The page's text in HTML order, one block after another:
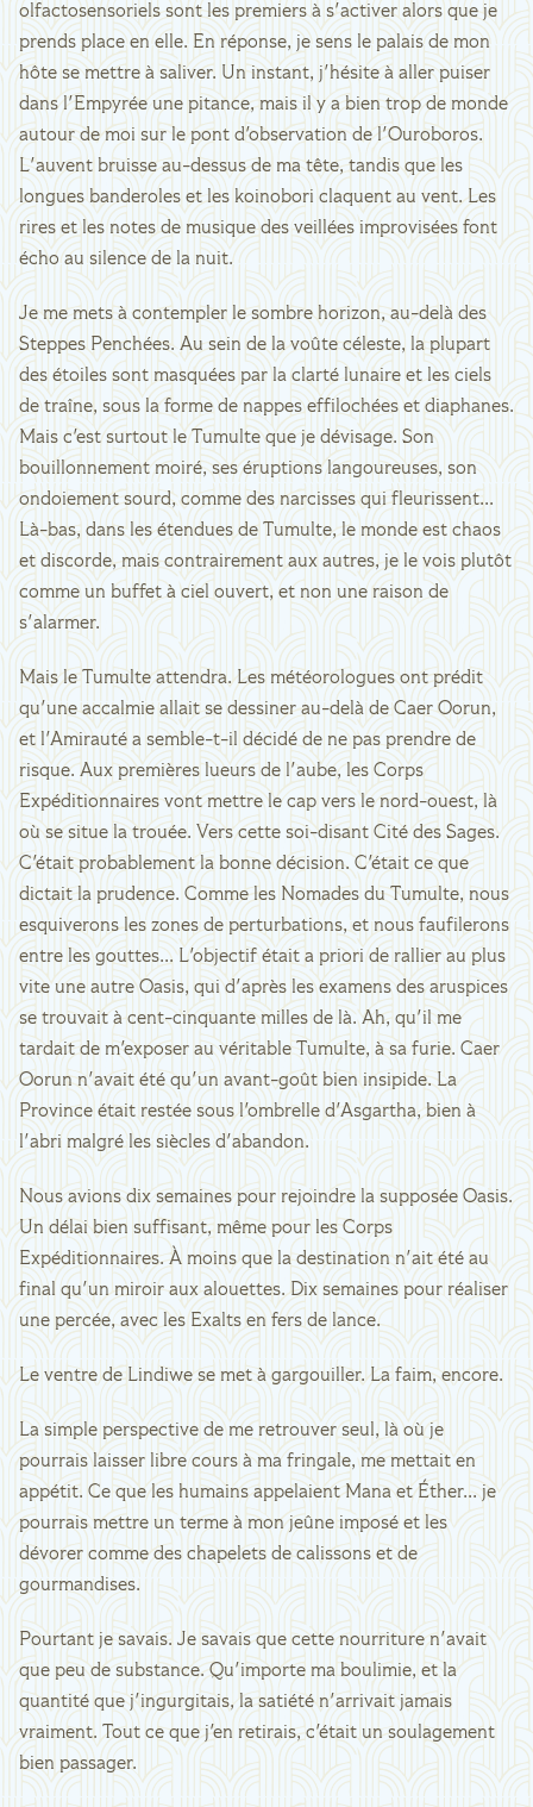
olfactosensoriels sont les premiers à s'activer alors que je
prends place en elle. En réponse, je sens le palais de mon
hôte se mettre à saliver. Un instant, j'hésite à aller puiser
dans l'Empyrée une pitance, mais il y a bien trop de monde
autour de moi sur le pont d'observation de l'Ouroboros.
L'auvent bruisse au-dessus de ma tête, tandis que les
longues banderoles et les koinobori claquent au vent. Les
rires et les notes de musique des veillées improvisées font
écho au silence de la nuit.
Je me mets à contempler le sombre horizon, au-delà des
Steppes Penchées. Au sein de la voûte céleste, la plupart
des étoiles sont masquées par la clarté lunaire et les ciels
de traîne, sous la forme de nappes effilochées et diaphanes.
Mais c'est surtout le Tumulte que je dévisage. Son
bouillonnement moiré, ses éruptions langoureuses, son
ondoiement sourd, comme des narcisses qui fleurissent...
Là-bas, dans les étendues de Tumulte, le monde est chaos
et discorde, mais contrairement aux autres, je le vois plutôt
comme un buffet à ciel ouvert, et non une raison de
s'alarmer.
Mais le Tumulte attendra. Les météorologues ont prédit
qu'une accalmie allait se dessiner au-delà de Caer Oorun,
et l'Amirauté a semble-t-il décidé de ne pas prendre de
risque. Aux premières lueurs de l'aube, les Corps
Expéditionnaires vont mettre le cap vers le nord-ouest, là
où se situe la trouée. Vers cette soi-disant Cité des Sages.
C'était probablement la bonne décision. C'était ce que
dictait la prudence. Comme les Nomades du Tumulte, nous
esquiverons les zones de perturbations, et nous faufilerons
entre les gouttes... L'objectif était a priori de rallier au plus
vite une autre Oasis, qui d'après les examens des aruspices
se trouvait à cent-cinquante milles de là. Ah, qu'il me
tardait de m'exposer au véritable Tumulte, à sa furie. Caer
Oorun n'avait été qu'un avant-goût bien insipide. La
Province était restée sous l'ombrelle d'Asgartha, bien à
l'abri malgré les siècles d'abandon.
Nous avions dix semaines pour rejoindre la supposée Oasis.
Un délai bien suffisant, même pour les Corps
Expéditionnaires. À moins que la destination n'ait été au
final qu'un miroir aux alouettes. Dix semaines pour réaliser
une percée, avec les Exalts en fers de lance.
Le ventre de Lindiwe se met à gargouiller. La faim, encore.
La simple perspective de me retrouver seul, là où je
pourrais laisser libre cours à ma fringale, me mettait en
appétit. Ce que les humains appelaient Mana et Éther... je
pourrais mettre un terme à mon jeûne imposé et les
dévorer comme des chapelets de calissons et de
gourmandises.
Pourtant je savais. Je savais que cette nourriture n'avait
que peu de substance. Qu'importe ma boulimie, et la
quantité que j'ingurgitais, la satiété n'arrivait jamais
vraiment. Tout ce que j'en retirais, c'était un soulagement
bien passager.